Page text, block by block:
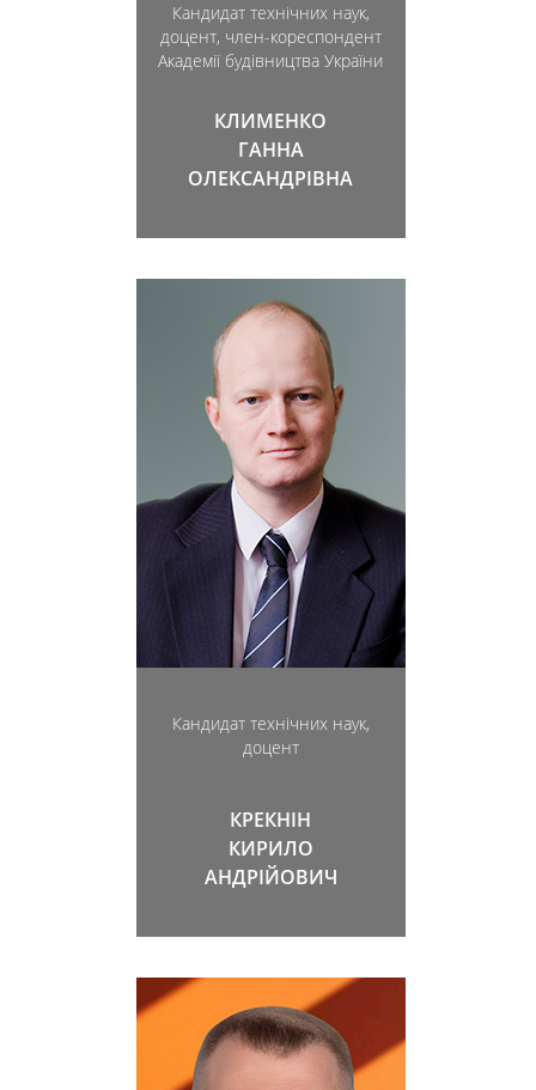
Кандидат технічних наук,
доцент, член-кореспондент
Академії будівництва України
КЛИМЕНКО
ГАННА
ОЛЕКСАНДРІВНА
Кандидат технічних наук,
доцент
КРЕКНІН
КИРИЛО
АНДРІЙОВИЧ